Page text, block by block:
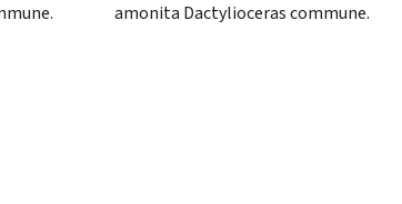
amonita Dactylioceras commune.